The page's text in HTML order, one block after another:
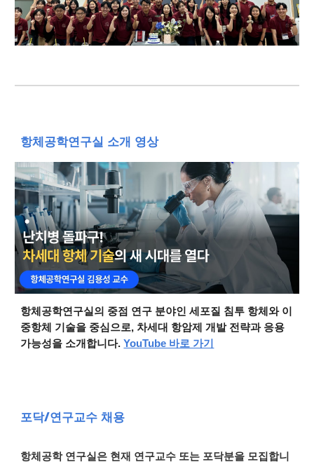
항체공학연구실 소개 영상
항체공학연구실의 중점 연구 분야인 세포질 침투 항체와 이
중항체 기술을 중심으로, 차세대 항암제 개발 전략과 응용
가능성을 소개합니다.YouTube 바로 가기
포닥/연구교수 채용
항체공학 연구실은 현재 연구교수 또는 포닥분을 모집합니